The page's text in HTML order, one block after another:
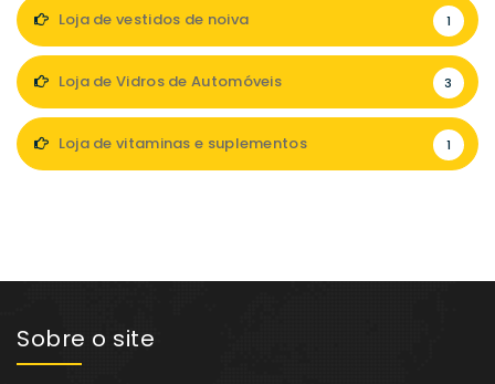
Loja de vestidos de noiva 1
Loja de Vidros de Automóveis 3
Loja de vitaminas e suplementos 1
Sobre o site